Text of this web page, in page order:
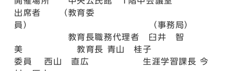
出席者 （教育委
員） （事務局）
教育長職務代理者 臼井 智
美 教育長 青山 桂子
委員 西山 直広 生涯学習課長 今